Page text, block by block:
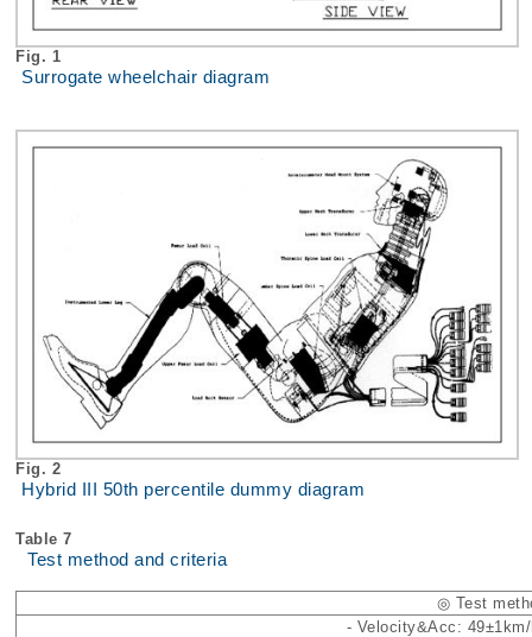
Fig. 1
Surrogate wheelchair diagram
Fig. 2
Hybrid III 50th percentile dummy diagram
Table 7
Test method and criteria
◎ Test
- Velocity&Acc: